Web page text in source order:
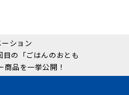
ション
の「ごはんのおとも
品を一挙公開！